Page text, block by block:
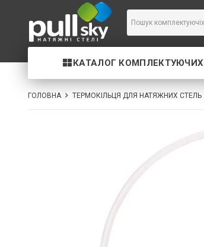
КАТАЛОГ КОМПЛЕКТУЮЧИХ
ГОЛОВНА ТЕРМОКІЛЬЦЯ ДЛЯ НАТЯЖНИХ СТЕЛЬ